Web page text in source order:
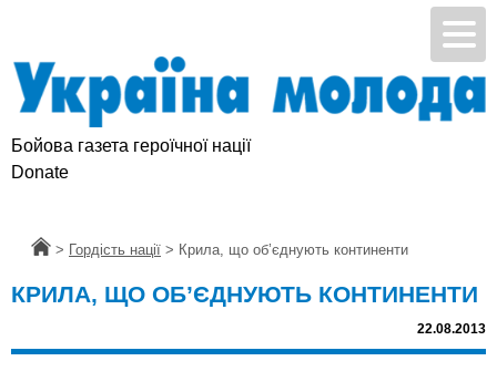
Бойова газета героїчної нації
Підтримай УМ
Головна
> Гордість нації > Крила, що об’єднують континенти
КРИЛА, ЩО ОБ’ЄДНУЮТЬ КОНТИНЕНТИ
22.08.2013